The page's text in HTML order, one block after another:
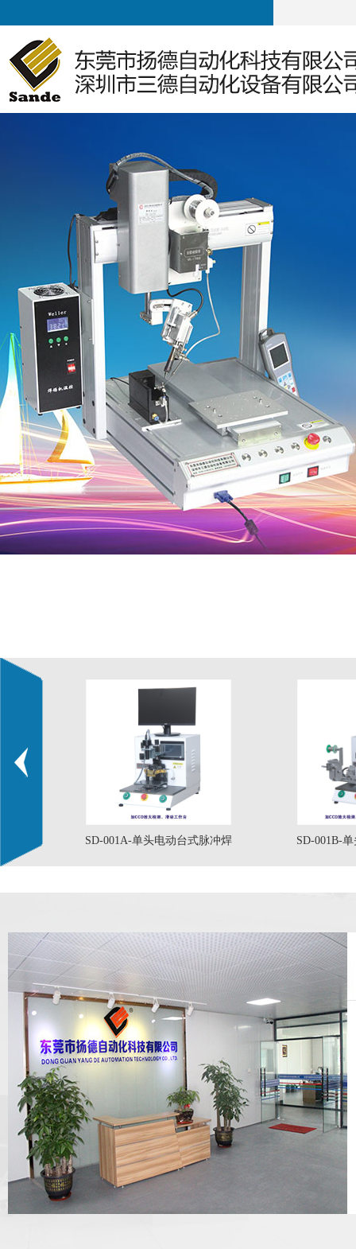
SD-001A-单头电动台式脉冲焊 SD-001B-
SD-002A-电动立式单面双头脉 SD-002B-电动